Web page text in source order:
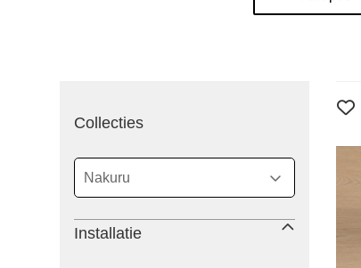
filter
Collecties
Installatie